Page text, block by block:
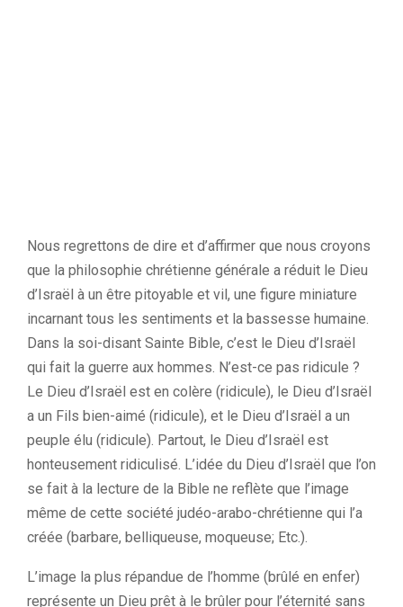
Nous regrettons de dire et d’affirmer que nous croyons
que la philosophie chrétienne générale a réduit le Dieu
d’Israël à un être pitoyable et vil, une figure miniature
incarnant tous les sentiments et la bassesse humaine.
Dans la soi-disant Sainte Bible, c’est le Dieu d’Israël
qui fait la guerre aux hommes. N’est-ce pas ridicule ?
Le Dieu d’Israël est en colère (ridicule), le Dieu d’Israël
a un Fils bien-aimé (ridicule), et le Dieu d’Israël a un
peuple élu (ridicule). Partout, le Dieu d’Israël est
honteusement ridiculisé. L’idée du Dieu d’Israël que l’on
se fait à la lecture de la Bible ne reflète que l’image
même de cette société judéo-arabo-chrétienne qui l’a
créée (barbare, belliqueuse, moqueuse; Etc.).
L’image la plus répandue de l’homme (brûlé en enfer)
représente un Dieu prêt à le brûler pour l’éternité sans